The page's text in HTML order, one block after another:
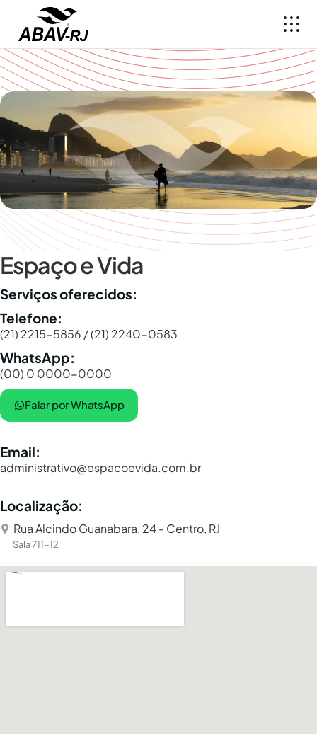
Espaço e Vida
Serviços oferecidos:
Telefone:
(21) 2215-5856 / (21) 2240-0583
WhatsApp:
(00) 0 0000-0000
Falar por WhatsApp
Email:
administrativo@espacoevida.com.br
Localização:
Rua Alcindo Guanabara, 24 - Centro, RJ
Sala 711-12